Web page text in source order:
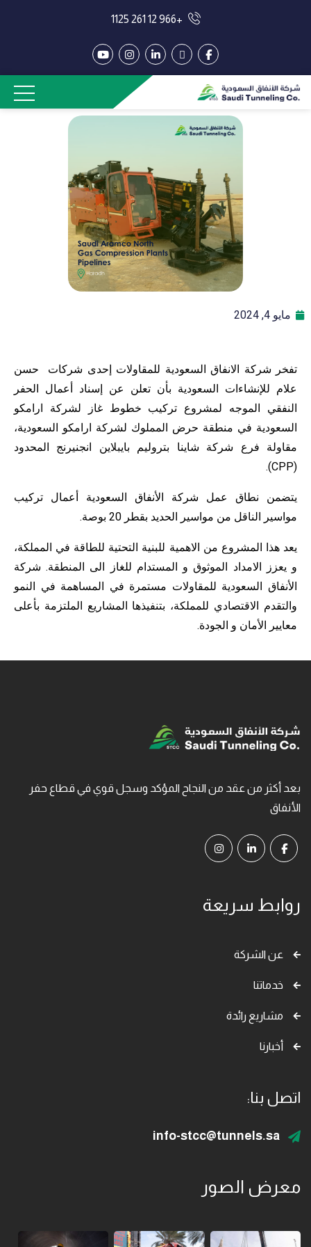
+966 12 261 1125
مايو 4, 2024
تفخر شركة الانفاق السعودية للمقاولات إحدى شركات حسن
علام للإنشاءات السعودية بأن تعلن عن إسناد أعمال الحفر
النفقي الموجه لمشروع تركيب خطوط غاز لشركة ارامكو
السعودية في منطقة حرض المملوك لشركة ارامكو السعودية،
مقاولة فرع شركة شاينا بتروليم بايبلاين انجنيرنج المحدود
(CPP).
يتضمن نطاق عمل شركة الأنفاق السعودية أعمال تركيب
مواسير الناقل من مواسير الحديد بقطر 20 بوصة.
يعد هذا المشروع من الاهمية للبنية التحتية للطاقة في المملكة،
و يعزز الامداد الموثوق و المستدام للغاز الى المنطقة. شركة
الأنفاق السعودية للمقاولات مستمرة في المساهمة في النمو
والتقدم الاقتصادي للمملكة، بتنفيذها المشاريع الملتزمة بأعلى
معايير الأمان و الجودة.
بعد أكثر من عقد من النجاح المؤكد وسجل قوي في قطاع حفر
الأنفاق
روابط سريعة
عن الشركة
خدماتنا
مشاريع رائدة
أخبارنا
اتصل بنا:
info-stcc@tunnels.sa
معرض الصور